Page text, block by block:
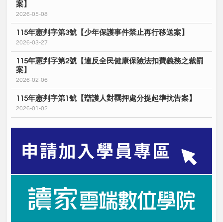
案】
2026-05-08
115年憲判字第3號【少年保護事件禁止再行移送案】
2026-03-27
115年憲判字第2號【違反全民健康保險法扣費義務之裁罰
案】
2026-02-06
115年憲判字第1號【辯護人對羈押處分提起準抗告案】
2026-01-02